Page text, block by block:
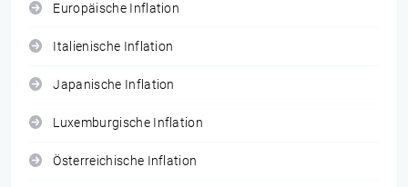
Europäische Inflation
Italienische Inflation
Japanische Inflation
Luxemburgische Inflation
Österreichische Inflation